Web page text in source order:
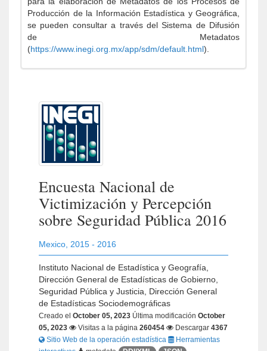
Producción de la Información Estadística y Geográfica,
se pueden consultar a través del Sistema de Difusión
de Metadatos
(https://www.inegi.org.mx/app/sdm/default.html).
Encuesta Nacional de
Victimización y Percepción
sobre Seguridad Pública 2016
Mexico 2015 - 2016
Instituto Nacional de Estadística y Geografía,
Dirección General de Estadísticas de Gobierno,
Seguridad Pública y Justicia, Dirección General
de Estadísticas Sociodemográficas
Creado el October 05, 2023 Última modificación October
05, 2023
Visitas a la página 260454 Descargar 4367
Sitio Web de la operación estadística
Herramientas